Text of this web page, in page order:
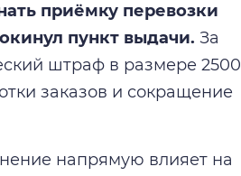
приёмку перевозки
пункт выдачи. За
штраф в размере 2500
заказов и сокращение
напрямую влияет на